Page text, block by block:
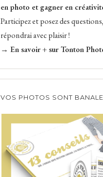
en photo et gagner en
Participez et posez des
répondrai avec plaisir !
→ En savoir + sur Tonton
VOS PHOTOS SONT